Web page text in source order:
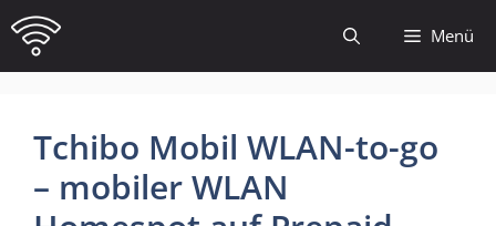
Zum
Inhalt
springen
Menü
Tchibo Mobil WLAN-to-go
– mobiler WLAN